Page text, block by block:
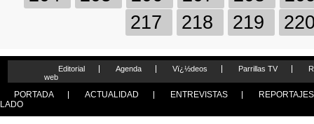
217
218 219
Editorial Agenda Vï¿½deos Parrillas TV
web
PORTADA ACTUALIDAD ENTREVISTAS
REPORTAJES
LADO